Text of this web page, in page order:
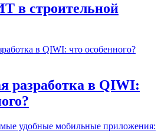
в строительной
разработка в QIWI: